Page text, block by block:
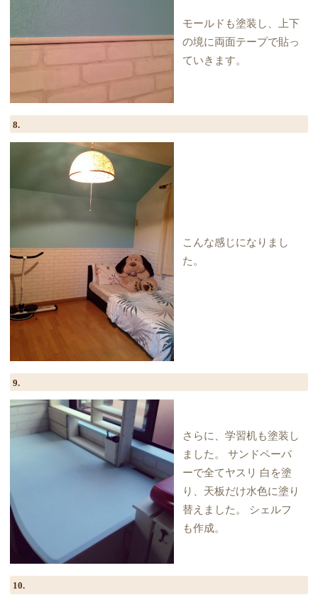
モールドも塗装し、上下
の境に両面テープで貼っ
ていきます。
8.
こんな感じになりまし
た。
9.
さらに、学習机も塗装し
ました。 サンドペーパ
ーで全てヤスリ 白を塗
り、天板だけ水色に塗り
替えました。 シェルフ
も作成。
10.